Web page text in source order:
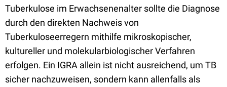
Tuberkulose im Erwachsenenalter sollte die Diagnose
durch den direkten Nachweis von
Tuberkuloseerregern mithilfe mikroskopischer,
kultureller und molekularbiologischer Verfahren
erfolgen. Ein IGRA allein ist nicht ausreichend, um TB
sicher nachzuweisen, sondern kann allenfalls als